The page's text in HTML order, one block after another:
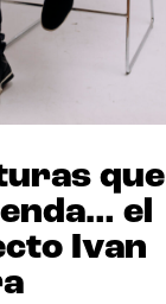
que
el
Ivan